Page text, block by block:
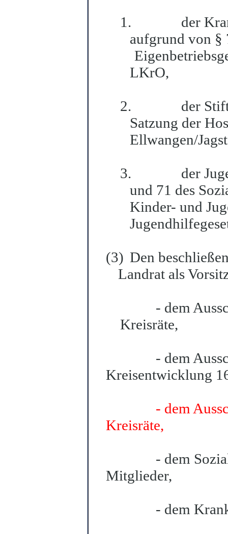
1.
der
aufgrund von §
LKrO,
2.
der
Satzung der
Ellwangen/
3.
der
und 71 des
Kinder- und
Ju
(3) Den
Landrat als
- dem
Kreisräte,
- dem
Kreisentwicklung
- dem
Kreisräte,
- dem
Mitglieder,
- dem